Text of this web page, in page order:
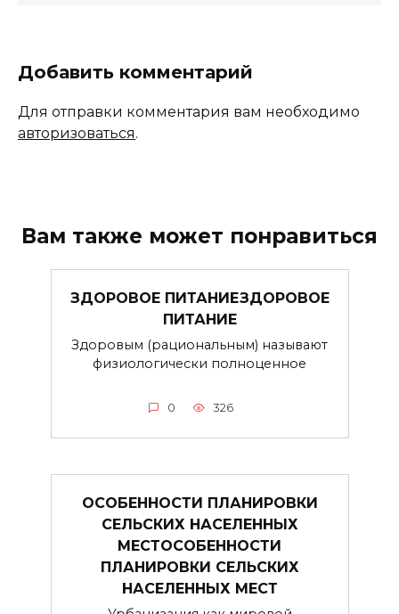
Добавить комментарий
Для отправки комментария вам необходимо
авторизоваться.
Вам также может понравиться
ЗДОРОВОЕ ПИТАНИЕЗДОРОВОЕ
ПИТАНИЕ
Здоровым (рациональным) называют
физиологически полноценное
0 326
ОСОБЕННОСТИ ПЛАНИРОВКИ
СЕЛЬСКИХ НАСЕЛЕННЫХ
МЕСТОСОБЕННОСТИ
ПЛАНИРОВКИ СЕЛЬСКИХ
НАСЕЛЕННЫХ МЕСТ